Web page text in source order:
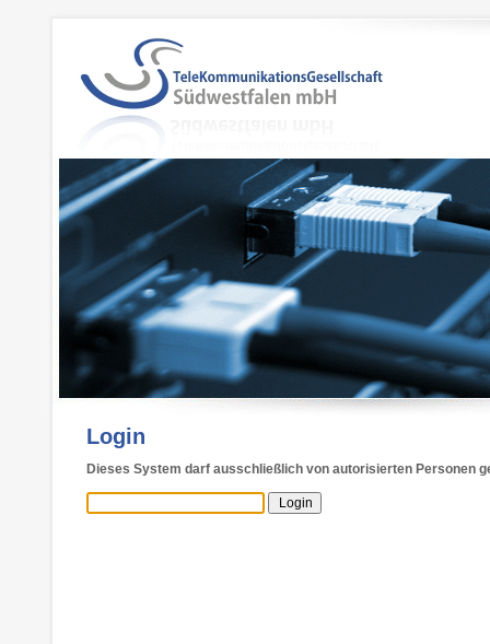
Login
Dieses System darf ausschließlich von autorisierten Personen